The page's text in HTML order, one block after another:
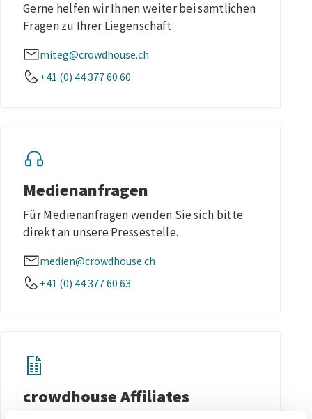
Gerne helfen wir Ihnen weiter bei sämtlichen
Fragen zu Ihrer Liegenschaft.
miteg@crowdhouse.ch
+41 (0) 44 377 60 60
Medienanfragen
Für Medienanfragen wenden Sie sich bitte
direkt an unsere Pressestelle.
medien@crowdhouse.ch
+41 (0) 44 377 60 63
crowdhouse Affiliates